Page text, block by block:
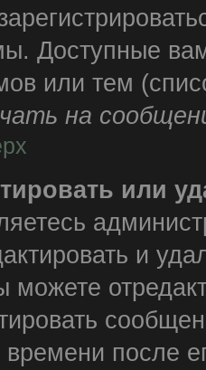
Доступные
или тем
на
или
и
времени после